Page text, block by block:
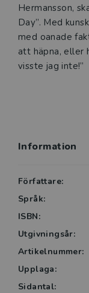
Hermansson,
Day”. Med
med oanade
att häpna, eller
visste jag inte!”
Information
Författare:
Språk:
ISBN:
Utgivningsår:
Artikelnummer:
Upplaga:
Sidantal: